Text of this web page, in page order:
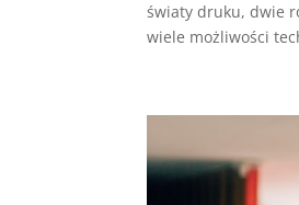
światy druku, dwie
wiele możliwości